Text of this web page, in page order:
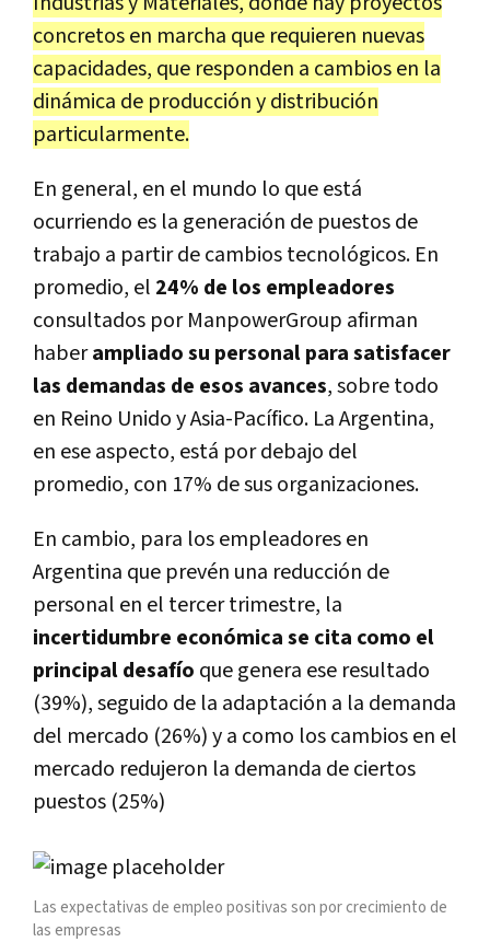
concretos en marcha que requieren nuevas
capacidades, que responden a cambios en la
dinámica de producción y distribución
particularmente.
En general, en el mundo lo que está
ocurriendo es la generación de puestos de
trabajo a partir de cambios tecnológicos. En
promedio, el 24% de los empleadores
consultados por ManpowerGroup afirman
haberampliado su personal para satisfacer
las demandas de esos avances, sobre todo
en Reino Unido y Asia-Pacífico. La Argentina,
en ese aspecto, está por debajo del
promedio, con 17% de sus organizaciones.
En cambio, para los empleadores en
Argentina que prevén una reducción de
personal en el tercer trimestre, la
incertidumbre económica se cita como el
principal desafío que genera ese resultado
(39%), seguido de la adaptación a la demanda
del mercado (26%) y a como los cambios en el
mercado redujeron la demanda de ciertos
puestos (25%)
Las expectativas de empleo positivas son por crecimiento de
las empresas